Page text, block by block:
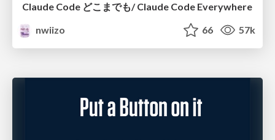
Claude Code どこまでも/ Claude Code Everywhere
nwiizo
66 57k